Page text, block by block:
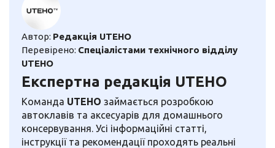
Автор: Редакція UTEHO
Перевірено: Спеціалістами технічного відділу
UTEHO
Експертна редакція UTEHO
Команда UTEHO займається розробкою
автоклавів та аксесуарів для домашнього
консервування. Усі інформаційні статті,
інструкції та рекомендації проходять реальні